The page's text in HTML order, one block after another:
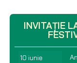
INVITAȚIE
10 iunie